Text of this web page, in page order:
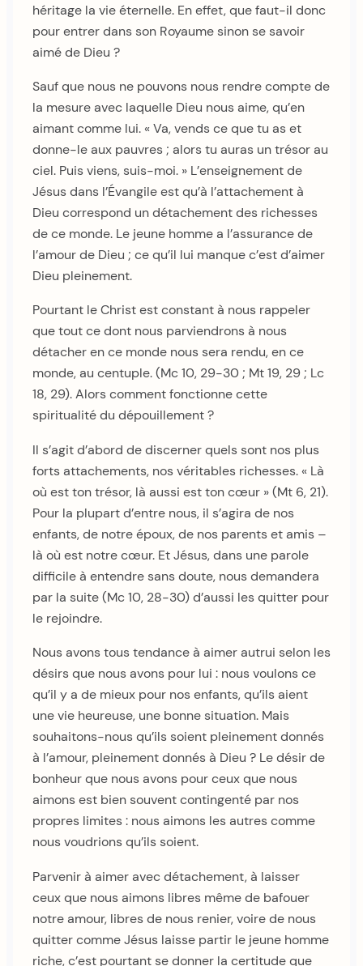
héritage la vie éternelle. En effet, que faut-il donc
pour entrer dans son Royaume sinon se savoir
aimé de Dieu ?
Sauf que nous ne pouvons nous rendre compte de
la mesure avec laquelle Dieu nous aime, qu’en
aimant comme lui. « Va, vends ce que tu as et
donne-le aux pauvres ; alors tu auras un trésor au
ciel. Puis viens, suis-moi. » L’enseignement de
Jésus dans l’Évangile est qu’à l’attachement à
Dieu correspond un détachement des richesses
de ce monde. Le jeune homme a l’assurance de
l’amour de Dieu ; ce qu’il lui manque c’est d’aimer
Dieu pleinement.
Pourtant le Christ est constant à nous rappeler
que tout ce dont nous parviendrons à nous
détacher en ce monde nous sera rendu, en ce
monde, au centuple. (Mc 10, 29-30 ; Mt 19, 29 ; Lc
18, 29). Alors comment fonctionne cette
spiritualité du dépouillement ?
Il s’agit d’abord de discerner quels sont nos plus
forts attachements, nos véritables richesses. « Là
où est ton trésor, là aussi est ton cœur » (Mt 6, 21).
Pour la plupart d’entre nous, il s’agira de nos
enfants, de notre époux, de nos parents et amis –
là où est notre cœur. Et Jésus, dans une parole
difficile à entendre sans doute, nous demandera
par la suite (Mc 10, 28-30) d’aussi les quitter pour
le rejoindre.
Nous avons tous tendance à aimer autrui selon les
désirs que nous avons pour lui : nous voulons ce
qu’il y a de mieux pour nos enfants, qu’ils aient
une vie heureuse, une bonne situation. Mais
souhaitons-nous qu’ils soient pleinement donnés
à l’amour, pleinement donnés à Dieu ? Le désir de
bonheur que nous avons pour ceux que nous
aimons est bien souvent contingenté par nos
propres limites : nous aimons les autres comme
nous voudrions qu’ils soient.
Parvenir à aimer avec détachement, à laisser
ceux que nous aimons libres même de bafouer
notre amour, libres de nous renier, voire de nous
quitter comme Jésus laisse partir le jeune homme
riche, c’est pourtant se donner la certitude que